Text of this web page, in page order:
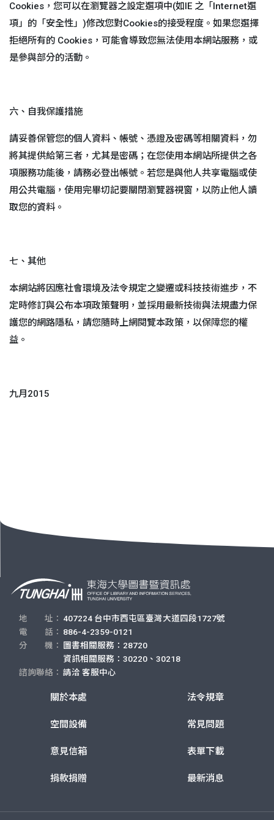
Cookies，您可以在瀏覽器之設定選項中(如IE 之「Internet選
項」的「安全性」)修改您對Cookies的接受程度。如果您選擇
拒絕所有的 Cookies，可能會導致您無法使用本網站服務，或
是參與部分的活動。
六、自我保護措施
請妥善保管您的個人資料、帳號、憑證及密碼等相關資料，勿
將其提供給第三者，尤其是密碼；在您使用本網站所提供之各
項服務功能後，請務必登出帳號。若您是與他人共享電腦或使
用公共電腦，使用完畢切記要關閉瀏覽器視窗，以防止他人讀
取您的資料。
七、其他
本網站將因應社會環境及法令規定之變遷或科技技術進步，不
定時修訂與公布本項政策聲明，並採用最新技術與法規盡力保
護您的網路隱私，請您隨時上網閱覽本政策，以保障您的權
益。
九月2015
地 址： 407224 台中市西屯區臺灣大道四段1727號
電 話： 886-4-2359-0121
分 機：
圖書相關服務：28720
資訊相關服務：30220、30218
諮詢聯絡： 請洽 客服中心
關於本處
空間設備
意見信箱
捐款捐贈
法令規章
常見問題
表單下載
最新消息